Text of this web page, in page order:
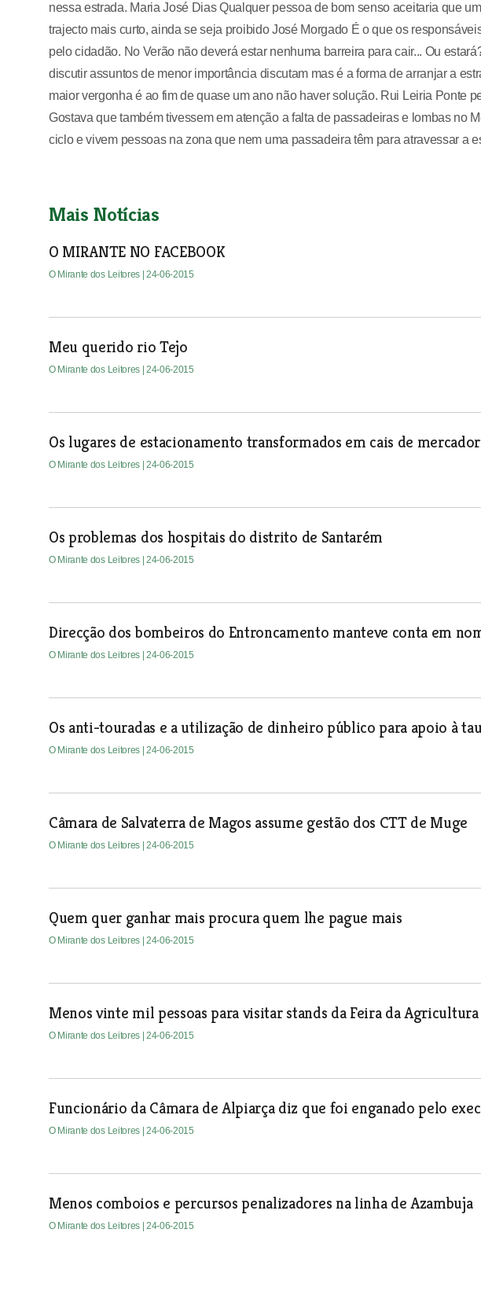
nessa estrada. Maria José Dias Qualquer pessoa de bom senso aceitaria que
trajecto mais curto, ainda se seja proibido José Morgado É o que os
pelo cidadão. No Verão não deverá estar nenhuma barreira para cair... Ou
discutir assuntos de menor importância discutam mas é a forma de arranjar a
maior vergonha é ao fim de quase um ano não haver solução. Rui Leiria Ponte
Gostava que também tivessem em atenção a falta de passadeiras e lombas no
ciclo e vivem pessoas na zona que nem uma passadeira têm para atravessar a
Mais Notícias
O MIRANTE NO FACEBOOK
O Mirante dos Leitores | 24-06-2015
Meu querido rio Tejo
O Mirante dos Leitores | 24-06-2015
Os lugares de estacionamento transformados em cais de
O Mirante dos Leitores | 24-06-2015
Os problemas dos hospitais do distrito de Santarém
O Mirante dos Leitores | 24-06-2015
Direcção dos bombeiros do Entroncamento manteve conta em
O Mirante dos Leitores | 24-06-2015
Os anti-touradas e a utilização de dinheiro público para apoio à
O Mirante dos Leitores | 24-06-2015
Câmara de Salvaterra de Magos assume gestão dos CTT de Muge
O Mirante dos Leitores | 24-06-2015
Quem quer ganhar mais procura quem lhe pague mais
O Mirante dos Leitores | 24-06-2015
Menos vinte mil pessoas para visitar stands da Feira da Agricultura
O Mirante dos Leitores | 24-06-2015
Funcionário da Câmara de Alpiarça diz que foi enganado pelo
O Mirante dos Leitores | 24-06-2015
Menos comboios e percursos penalizadores na linha de Azambuja
O Mirante dos Leitores | 24-06-2015